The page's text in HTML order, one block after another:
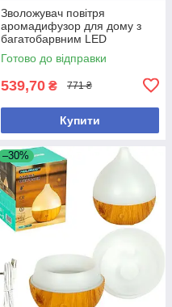
Зволожувач повітря
аромадифузор для дому з
багатобарвним LED
підсвічуванням, ємність 120
мл, білий
Готово до відправки
539,70 ₴ 771 ₴
Купити
–30%